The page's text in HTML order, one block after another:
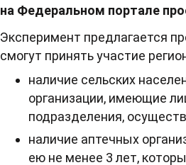
на Федеральном портале
Эксперимент предлагается
смогут принять участие
наличие сельских
организации, имеющие
подразделения,
наличие аптечных
ею не менее 3 лет,